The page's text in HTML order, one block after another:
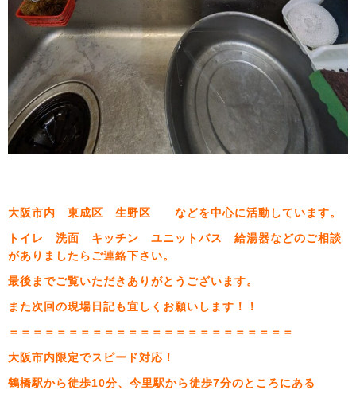
大阪市内 東成区 生野区 などを中心に活動しています。
トイレ 洗面 キッチン ユニットバス 給湯器などのご相談
がありましたらご連絡下さい。
最後までご覧いただきありがとうございます。
また次回の現場日記も宜しくお願いします！！
＝＝＝＝＝＝＝＝＝＝＝＝＝＝＝＝＝＝＝＝＝＝＝＝
大阪市内限定でスピード対応！
鶴橋駅から徒歩10分、今里駅から徒歩7分のところにある